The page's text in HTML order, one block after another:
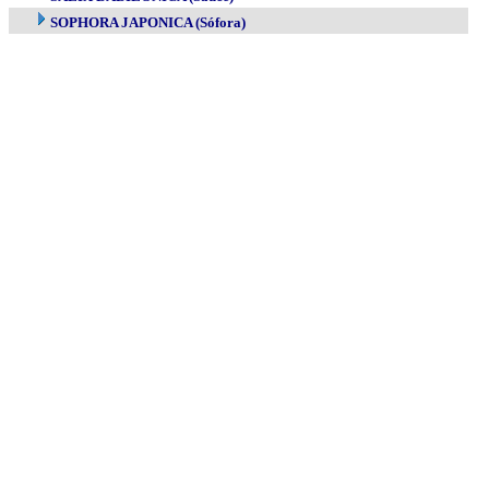
SOPHORA JAPONICA (Sófora)